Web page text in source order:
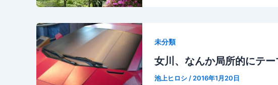
未分類
女川、なんか局所的にテ
池上ヒロシ / 2016年1月20日